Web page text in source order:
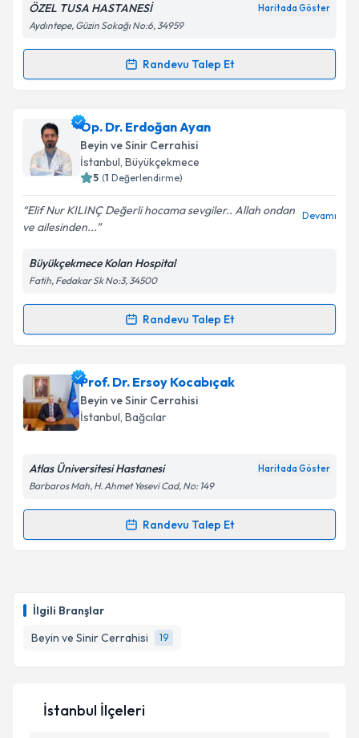
İlgili Branşlar
Beyin ve Sinir Cerrahisi
19
Kişisel verilerimin işlenmesine ilişkin
Aydınlatma
Metni'ni okudum ve kişisel verilerimin belirtilen
kapsamda işlenmesini kabul ediyorum.
ÖZEL TUSA HASTANESİ Haritada Göster
Aydıntepe, Güzin Sokağı No:6, 34959
Randevu Talep Et
Randevu Takvimi Talebi
Op. Dr. Alper Erginiçin randevu takvimi talebi
oluşturun. Size bu uzmandan randevu almanız için bir
takvim hazırlandığında e-posta ile bilgilendireceğiz.
Kişisel verilerimin işlenmesine ilişkin
Metni'ni okudum ve kişisel verilerimin belirtilen
kapsamda işlenmesini kabul ediyorum.
Op. Dr. Erdoğan Ayan
Beyin ve Sinir Cerrahisi
İstanbul, Büyükçekmece
5 (1 Değerlendirme)
Elif Nur KILINÇ Değerli hocama sevgiler.. Allah ondan
ve ailesinden...
Devamı
Büyükçekmece Kolan Hospital
Fatih, Fedakar Sk No:3, 34500
Randevu Talep Et
Randevu Takvimi Talebi
Op. Dr. Erdoğan Ayaniçin randevu takvimi talebi
oluşturun. Size bu uzmandan randevu almanız için bir
takvim hazırlandığında e-posta ile bilgilendireceğiz.
Kişisel verilerimin işlenmesine ilişkin
Metni'ni okudum ve kişisel verilerimin belirtilen
Prof. Dr. Ersoy Kocabıçak
Beyin ve Sinir Cerrahisi
İstanbul, Bağcılar
Atlas Üniversitesi Hastanesi Haritada Göster
Barbaros Mah, H. Ahmet Yesevi Cad, No: 149
Randevu Talep Et
Randevu Takvimi Talebi
için bir takvim hazırlandığında e-posta ile
bilgilendireceğiz.
E-posta Adresiniz
İstanbul İlçeleri